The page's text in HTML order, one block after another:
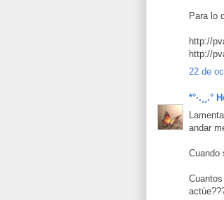
Para lo
http://
http://
22 de
*°·.¸¸.°
andar
Cuando